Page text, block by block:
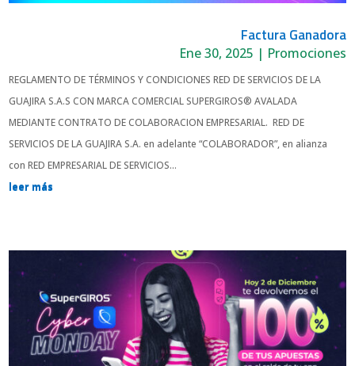
Factura Ganadora
Ene 30, 2025 | Promociones
REGLAMENTO DE TÉRMINOS Y CONDICIONES RED DE SERVICIOS DE LA
GUAJIRA S.A.S CON MARCA COMERCIAL SUPERGIROS® AVALADA
MEDIANTE CONTRATO DE COLABORACION EMPRESARIAL. RED DE
SERVICIOS DE LA GUAJIRA S.A. en adelante “COLABORADOR”, en alianza
con RED EMPRESARIAL DE SERVICIOS...
leer más